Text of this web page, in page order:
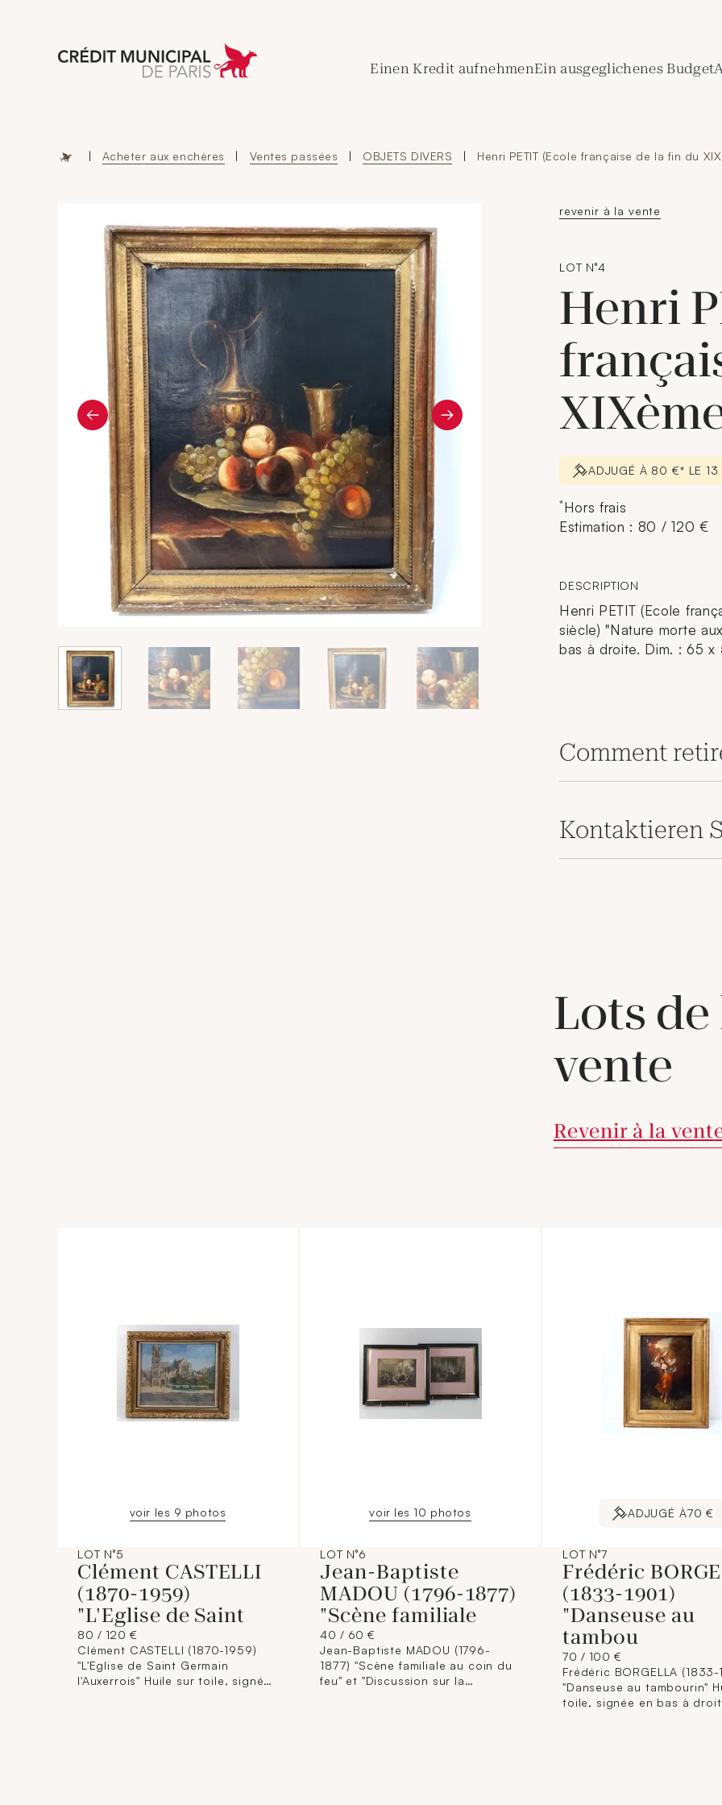
Aller à l'accueil de Crédit Municipal de Paris
Einen Kredit aufnehmenEin ausgeglichenes Budget
| Acheter aux enchères | Ventes passées | OBJETS DIVERS | Henri PETIT (Ecole française de la fin du
revenir à la vente
LOT N°4
Henri
ADJUGÉ À 80 €* LE
*Hors frais
Estimation : 80 / 120 €
DESCRIPTION
Henri PETIT (Ecole
siècle) "Nature morte
bas à droite. Dim. : 65 x
Comment
Kontaktieren
Lots de
vente
Revenir à la
voir les 9 photos
LOT N°5
Clément CASTELLI
(1870-1959)
"L'Eglise de Saint
80 / 120 €
Clément CASTELLI (1870-1959)
"L'Eglise de Saint Germain
l'Auxerrois" Huile sur toile, signée
voir les 10 photos
LOT N°6
Jean-Baptiste
MADOU (1796-1877)
"Scène familiale
40 / 60 €
Jean-Baptiste MADOU (1796-
1877) "Scène familiale au coin du
feu" et "Discussion sur la
ADJUGÉ À70 €
LOT N°7
Frédéric
(1833-1901)
"Danseuse au
tambou
70 / 100 €
Frédéric BORGELLA (1833-
"Danseuse au tambourin" Huile sur
toile, signée en bas à